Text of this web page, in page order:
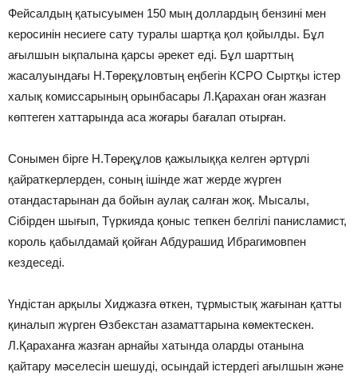
Фейсалдың қатысуымен 150 мың доллардың бензині мен
керосинін несиеге сату туралы шартқа қол қойылды. Бұл
ағылшын ықпалына қарсы әрекет еді. Бұл шарттың
жасалуындағы Н.Төреқұловтың еңбегін КСРО Сыртқы істер
халық комиссарының орынбасары Л.Қарахан оған жазған
көптеген хаттарында аса жоғары бағалап отырған.
Сонымен бірге Н.Төреқұлов қажылыққа келген әртүрлі
қайраткерлерден, соның ішінде жат жерде жүрген
отандастарынан да бойын аулақ салған жоқ. Мысалы,
Сібірден шығып, Түркияда қоныс тепкен белгілі панисламист,
король қабылдамай қойған Абдурашид Ибрагимовпен
кездеседі.
Үндістан арқылы Хиджазға өткен, тұрмыстық жағынан қатты
қиналып жүрген Өзбекстан азаматтарына көмектескен.
Л.Қараханға жазған арнайы хатында оларды отанына
қайтару мәселесін шешуді, осындай істердегі ағылшын және